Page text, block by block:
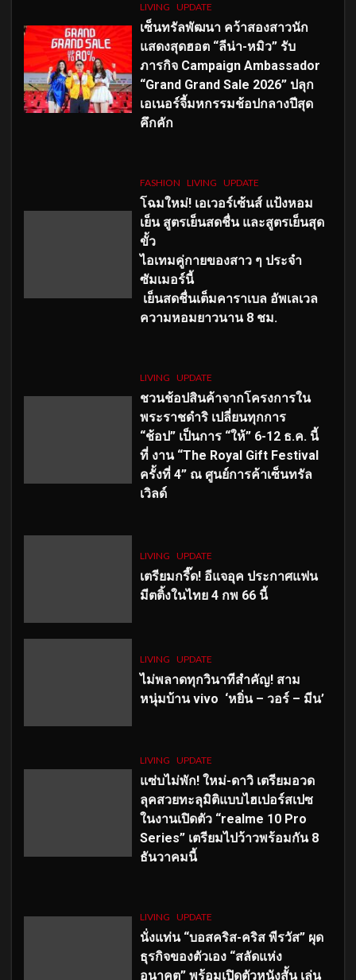
LIVING UPDATE
เซ็นทรัลพัฒนา คว้าสองสาวนัก
แสดงสุดฮอต “ลีน่า-หมิว” รับ
ภารกิจ Campaign Ambassador
“Grand Grand Sale 2026” ปลุก
เอเนอร์จี้มหกรรมช้อปกลางปีสุด
คึกคัก
FASHION LIVING UPDATE
โฉมใหม่! เอเวอร์เซ้นส์ แป้งหอม
เย็น สูตรเย็นสดชื่น และสูตรเย็นสุด
ขั้ว
ไอเทมคู่กายของสาว ๆ ประจำ
ซัมเมอร์นี้
เย็นสดชื่นเต็มคาราเบล อัพเลเวล
ความหอมยาวนาน 8 ชม.
LIVING UPDATE
ชวนช้อปสินค้าจากโครงการใน
พระราชดำริ เปลี่ยนทุกการ
“ช้อป” เป็นการ “ให้” 6-12 ธ.ค. นี้
ที่ งาน “The Royal Gift Festival
ครั้งที่ 4” ณ ศูนย์การค้าเซ็นทรัล
เวิลด์
LIVING UPDATE
เตรียมกรี๊ด! อีแจอุค ประกาศแฟน
มีตติ้งในไทย 4 กพ 66 นี้
LIVING UPDATE
ไม่พลาดทุกวินาทีสำคัญ! สาม
หนุ่มบ้าน vivo ‘หยิ่น – วอร์ – มีน’
LIVING UPDATE
แซ่บไม่พัก! ใหม่-ดาวิ เตรียมอวด
ลุคสวยทะลุมิติแบบไฮเปอร์สเปซ
ในงานเปิดตัว “realme 10 Pro
Series” เตรียมไปว้าวพร้อมกัน 8
ธันวาคมนี้
LIVING UPDATE
นั่งแท่น “บอสคริส-คริส พีรวัส” ผุด
ธุรกิจของตัวเอง “สลัดแห่ง
อนาคต” พร้อมเปิดตัวหนังสั้น เล่น